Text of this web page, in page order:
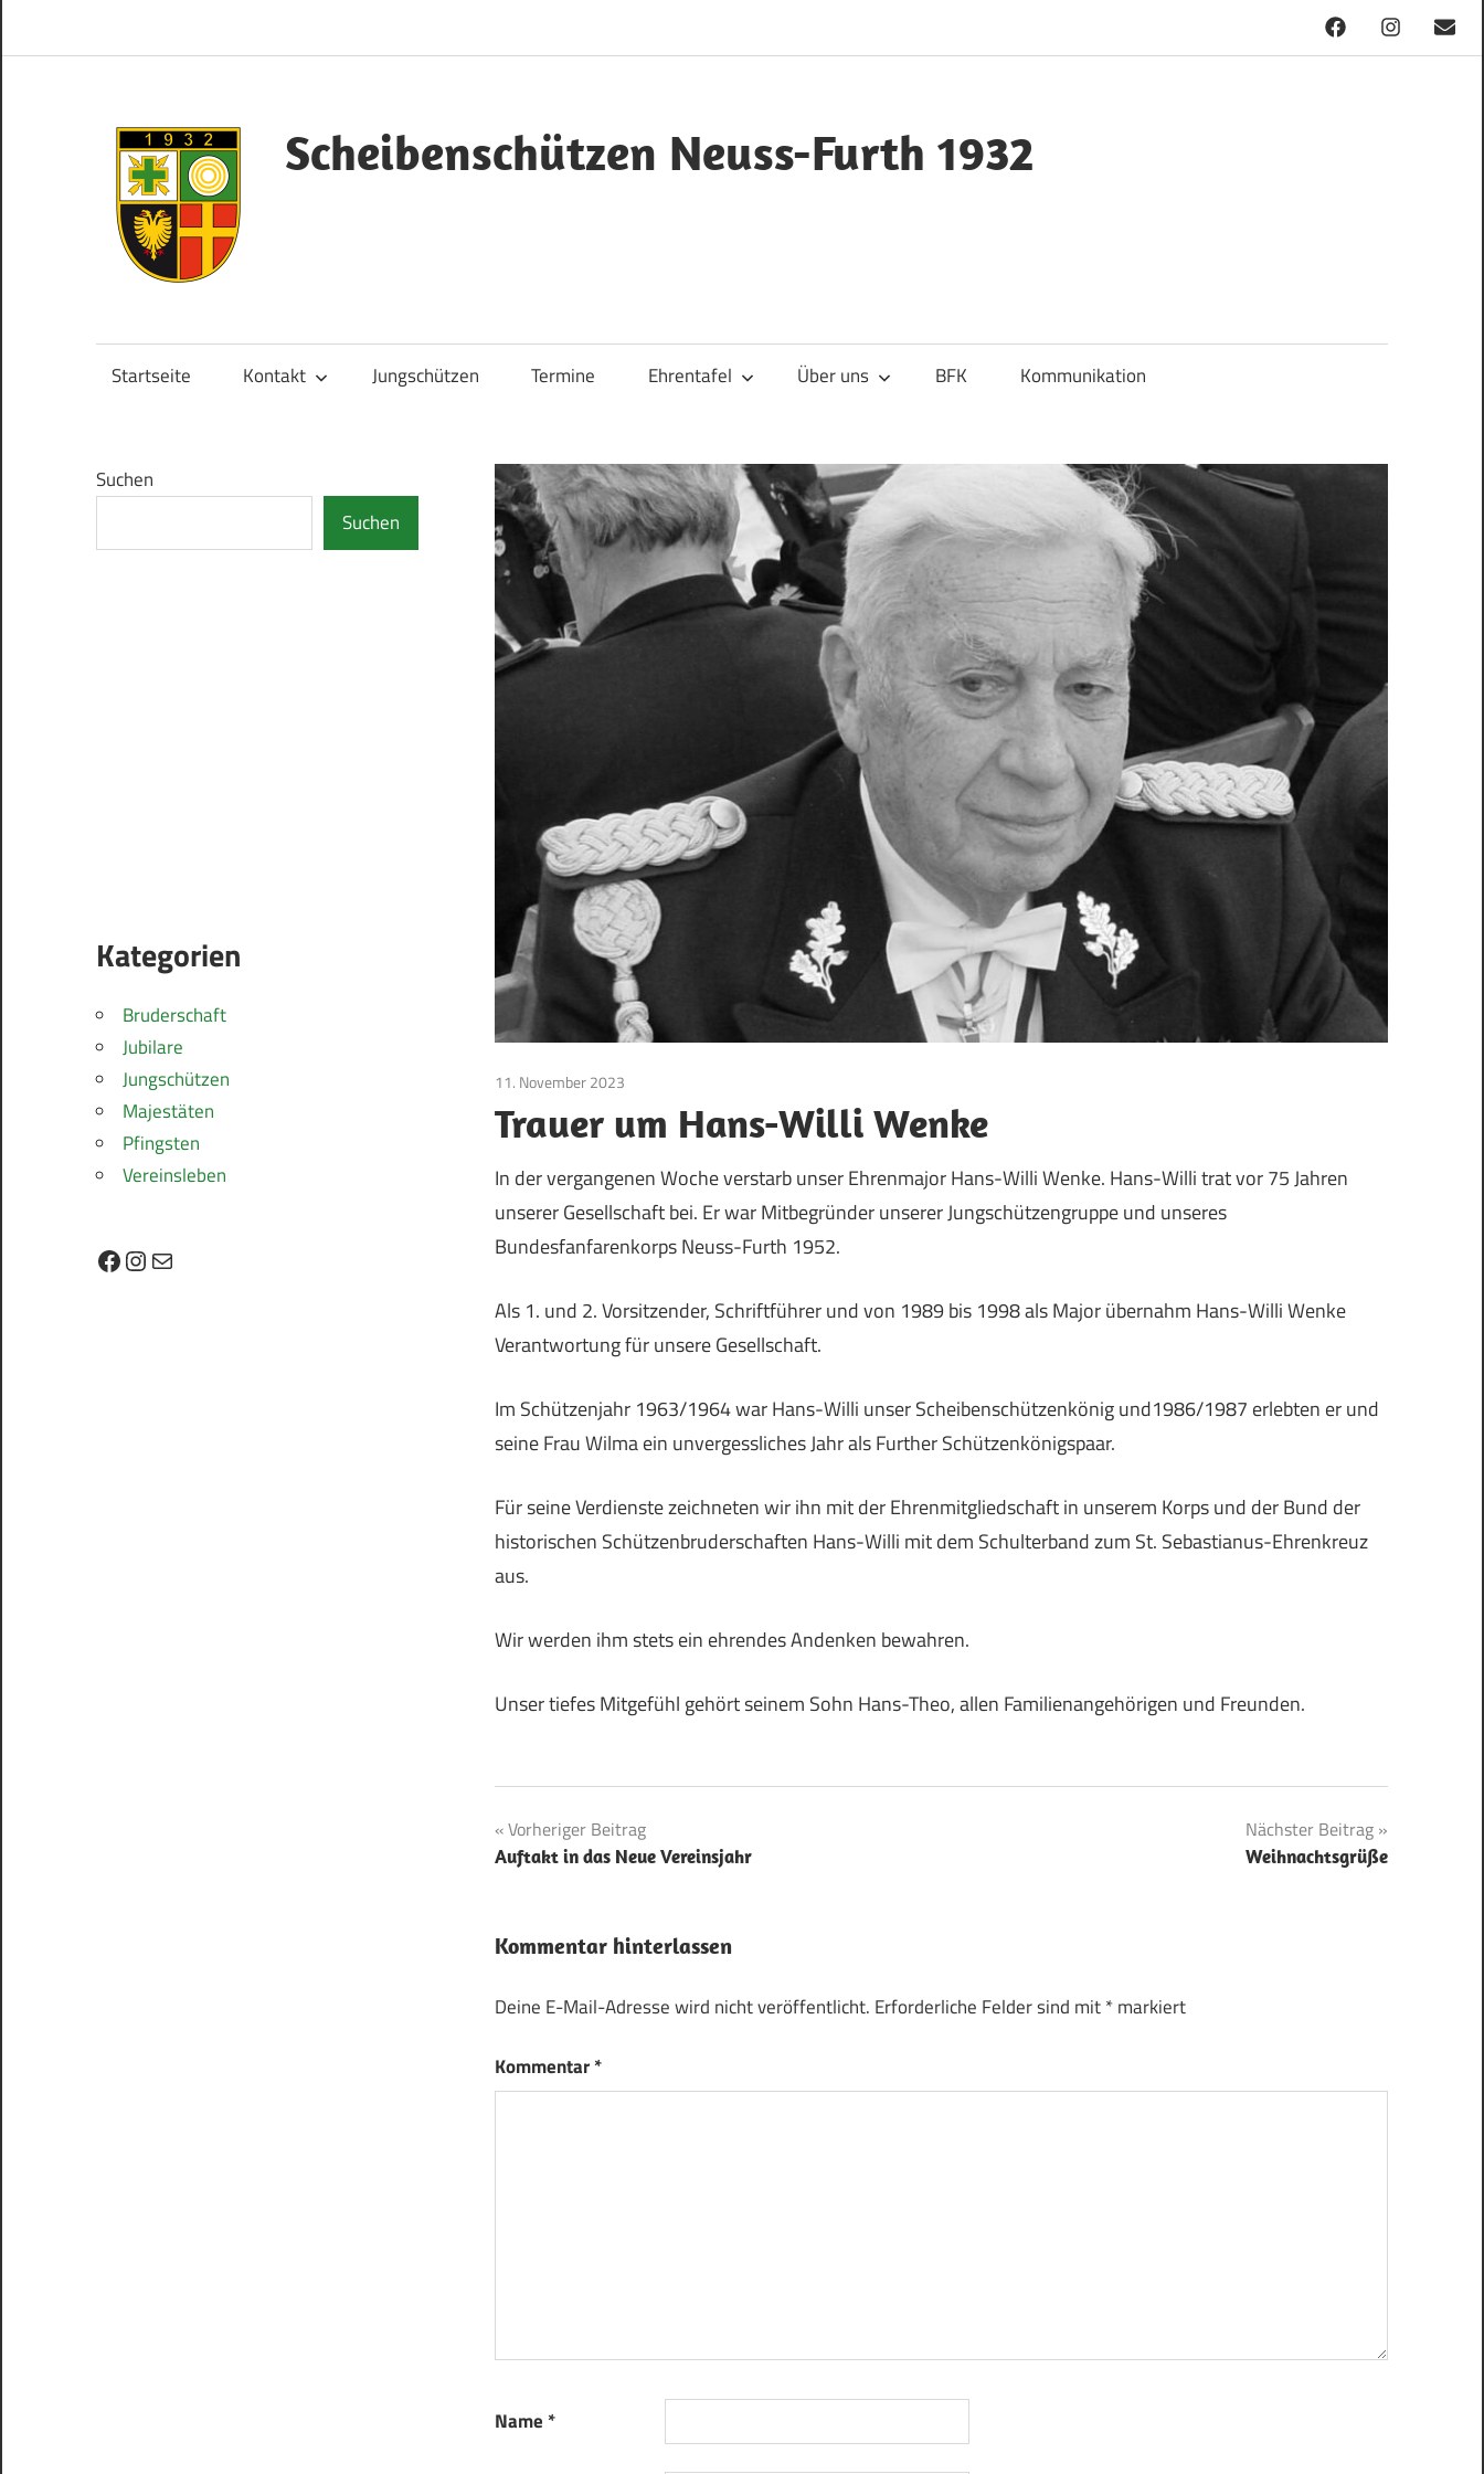
FacebookInstagram
Mail
springen
Scheibenschützen Neuss-Furth 1932
Startseite
Kontakt Jungschützen Termine Ehrentafel Über uns BFK Kommunikation
11. November 2023
Trauer um Hans-Willi Wenke
In der vergangenen Woche verstarb unser Ehrenmajor Hans-Willi Wenke. Hans-Willi trat vor 75 Jahren
unserer Gesellschaft bei. Er war Mitbegründer unserer Jungschützengruppe und unseres
Bundesfanfarenkorps Neuss-Furth 1952.
Als 1. und 2. Vorsitzender, Schriftführer und von 1989 bis 1998 als Major übernahm Hans-Willi Wenke
Verantwortung für unsere Gesellschaft.
Im Schützenjahr 1963/1964 war Hans-Willi unser Scheibenschützenkönig und1986/1987 erlebten er und
seine Frau Wilma ein unvergessliches Jahr als Further Schützenkönigspaar.
Für seine Verdienste zeichneten wir ihn mit der Ehrenmitgliedschaft in unserem Korps und der Bund der
historischen Schützenbruderschaften Hans-Willi mit dem Schulterband zum St. Sebastianus-Ehrenkreuz
aus.
Wir werden ihm stets ein ehrendes Andenken bewahren.
Unser tiefes Mitgefühl gehört seinem Sohn Hans-Theo, allen Familienangehörigen und Freunden.
Beitragsnavigation
Vorheriger Beitrag
Auftakt in das Neue Vereinsjahr
Nächster Beitrag
Weihnachtsgrüße
Kommentar hinterlassen
Deine E-Mail-Adresse wird nicht veröffentlicht. Erforderliche Felder sind mit*markiert
Kommentar*
Name *
Suchen
Suchen
Kategorien
Bruderschaft
Jubilare
Jungschützen
Majestäten
Pfingsten
Vereinsleben
Facebook
Instagram
E-Mail